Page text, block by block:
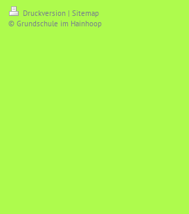
Druckversion | Sitemap
© Grundschule im Hainhoop